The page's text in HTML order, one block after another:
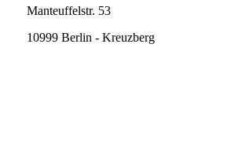
Manteuffelstr. 53
10999 Berlin - Kreuzberg